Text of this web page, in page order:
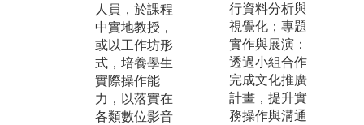
人員，於課程
中實地教授，
或以工作坊形
式，培養學生
實際操作能
力，以落實在
各類數位影音
圖解:「講起山
城老故事」展
演
版權:聯大語傳
系
行資料分析與
視覺化；專題
實作與展演：
透過小組合作
完成文化推廣
計畫，提升實
務操作與溝通